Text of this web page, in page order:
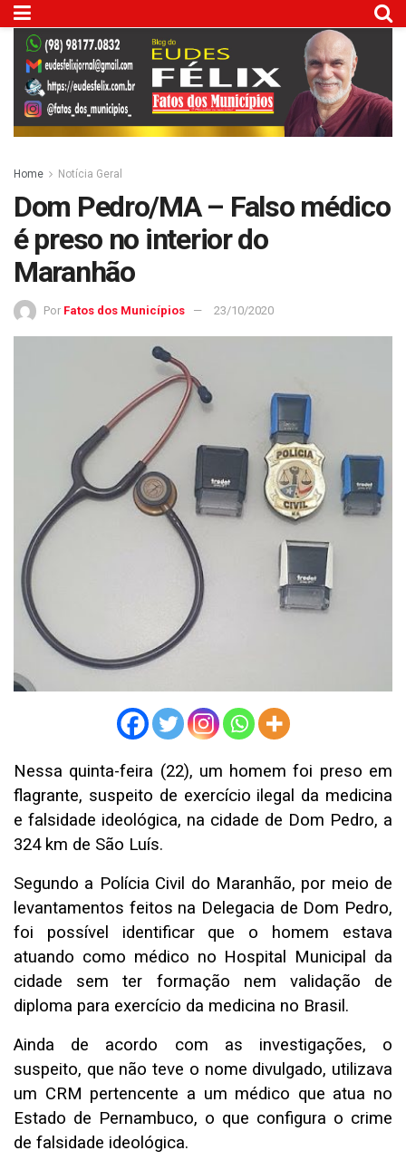
Home Notícia Geral
Dom Pedro/MA – Falso médico
é preso no interior do
Maranhão
Por Fatos dos Municípios 23/10/2020
Nessa quinta-feira (22), um homem foi preso em
flagrante, suspeito de exercício ilegal da medicina
e falsidade ideológica, na cidade de Dom Pedro, a
324 km de São Luís.
Segundo a Polícia Civil do Maranhão, por meio de
levantamentos feitos na Delegacia de Dom Pedro,
foi possível identificar que o homem estava
atuando como médico no Hospital Municipal da
cidade sem ter formação nem validação de
diploma para exercício da medicina no Brasil.
Ainda de acordo com as investigações, o
suspeito, que não teve o nome divulgado, utilizava
um CRM pertencente a um médico que atua no
Estado de Pernambuco, o que configura o crime
de falsidade ideológica.